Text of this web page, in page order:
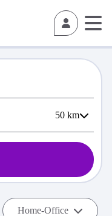
50 km
Home-Office